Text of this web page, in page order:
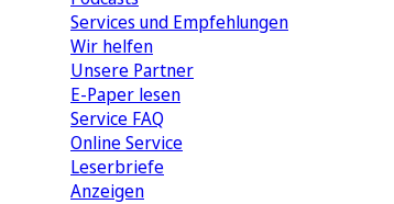
Services und Empfehlungen
Wir helfen
Unsere Partner
E-Paper lesen
Service FAQ
Online Service
Leserbriefe
Anzeigen